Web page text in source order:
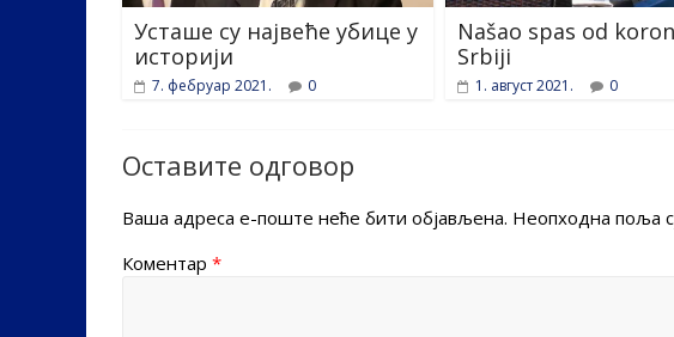
Усташе су највеће убице у
историји
7. фебруар 2021. 0
Našao spas od
Srbiji
1. август 2021. 0
Оставите одговор
Ваша адреса е-поште неће бити објављена. Неопходна поља
Коментар *